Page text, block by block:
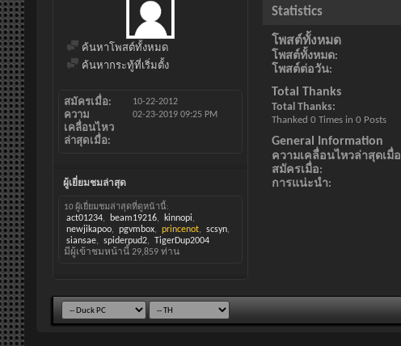
ค้นหาโพสต์ทั้งหมด
ค้นหากระทู้ที่เริ่มตั้ง
สมัครเมื่อ 10-22-2012
ความ
เคลื่อนไหว
ล่าสุดเมื่อ
02-23-2019 09:25 PM
ผู้เยี่ยมชมล่าสุด
10 ผู้เยี่ยมชมล่าสุดที่ดูหน้านี้:
act01234 beam19216
kinnopi
newjikapoo
pgvmbox princenot
scsyn
siansae
spiderpud2
TigerDup2004
มีผู้เข้าชมหน้านี้ 29,859 ท่าน
Statistics
โพสต์ทั้งหมด
โพสต์ทั้งหมด
โพสต์ต่อวัน
Total Thanks
Total Thanks
Thanked 0 Times in 0 Posts
General Information
ความเคลื่อนไหวล่าสุดเมื่อ
สมัครเมื่อ
การแน่ะนำ